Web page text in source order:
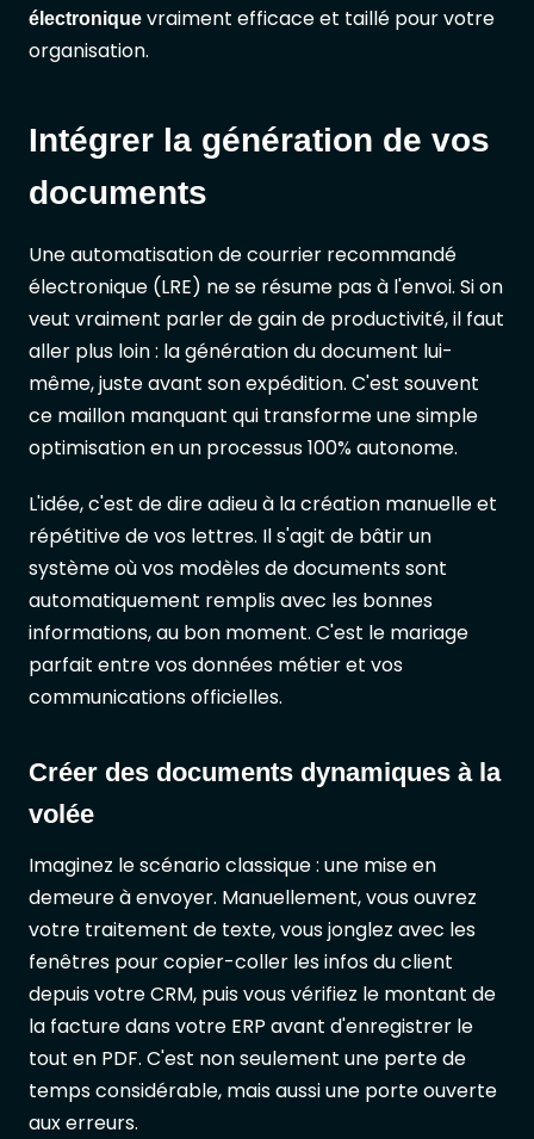
électronique vraiment efficace et taillé pour votre
organisation.
Intégrer la génération de vos
documents
Une automatisation de courrier recommandé
électronique (LRE) ne se résume pas à l'envoi. Si on
veut vraiment parler de gain de productivité, il faut
aller plus loin : la génération du document lui-
même, juste avant son expédition. C'est souvent
ce maillon manquant qui transforme une simple
optimisation en un processus 100% autonome.
L'idée, c'est de dire adieu à la création manuelle et
répétitive de vos lettres. Il s'agit de bâtir un
système où vos modèles de documents sont
automatiquement remplis avec les bonnes
informations, au bon moment. C'est le mariage
parfait entre vos données métier et vos
communications officielles.
Créer des documents dynamiques à la
volée
Imaginez le scénario classique : une mise en
demeure à envoyer. Manuellement, vous ouvrez
votre traitement de texte, vous jonglez avec les
fenêtres pour copier-coller les infos du client
depuis votre CRM, puis vous vérifiez le montant de
la facture dans votre ERP avant d'enregistrer le
tout en PDF. C'est non seulement une perte de
temps considérable, mais aussi une porte ouverte
aux erreurs.